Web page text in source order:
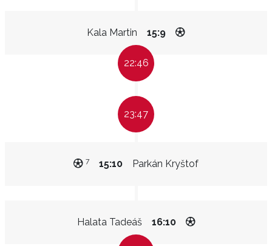
Kala Martin 15:9
22:46
23:47
Parkán Kryštof
15:10
7
Halata Tadeáš 16:10